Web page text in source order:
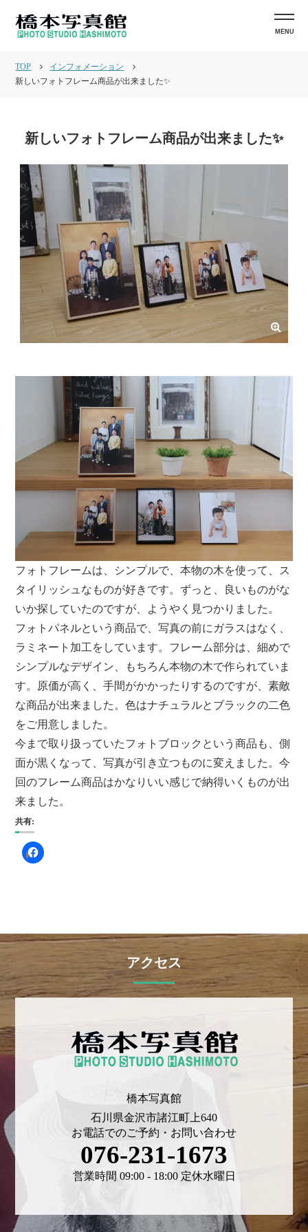
TOP
インフォメーション
新しいフォトフレーム商品が出来ました✨
新しいフォトフレーム商品が出来ました✨
フォトフレームは、シンプルで、本物の木を使って、ス
タイリッシュなものが好きです。ずっと、良いものがな
いか探していたのですが、ようやく見つかりました。
フォトパネルという商品で、写真の前にガラスはなく、
ラミネート加工をしています。フレーム部分は、細めで
シンプルなデザイン、もちろん本物の木で作られていま
す。原価が高く、手間がかかったりするのですが、素敵
な商品が出来ました。色はナチュラルとブラックの二色
をご用意しました。
今まで取り扱っていたフォトブロックという商品も、側
面が黒くなって、写真が引き立つものに変えました。今
回のフレーム商品はかなりいい感じで納得いくものが出
来ました。
共有:
アクセス
橋本写真館
石川県金沢市諸江町上640
お電話でのご予約・お問い合わせ
076-231-1673
営業時間 09:00 - 18:00 定休水曜日
MENU